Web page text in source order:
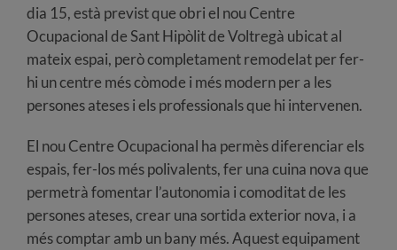
dia 15, està previst que obri el nou Centre
Ocupacional de Sant Hipòlit de Voltregà ubicat al
mateix espai, però completament remodelat per fer-
hi un centre més còmode i més modern per a les
persones ateses i els professionals que hi intervenen.
El nou Centre Ocupacional ha permès diferenciar els
espais, fer-los més polivalents, fer una cuina nova que
permetrà fomentar l’autonomia i comoditat de les
persones ateses, crear una sortida exterior nova, i a
més comptar amb un bany més. Aquest equipament